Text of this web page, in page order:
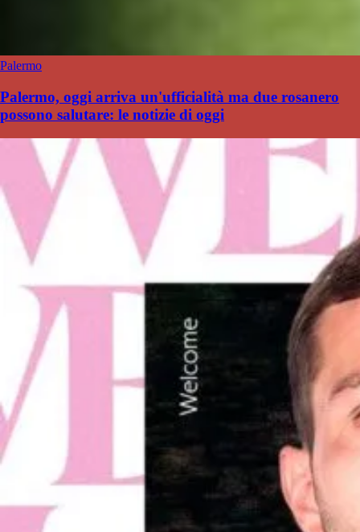
Palermo
Palermo, oggi arriva un'ufficialità ma due rosanero
possono salutare: le notizie di oggi